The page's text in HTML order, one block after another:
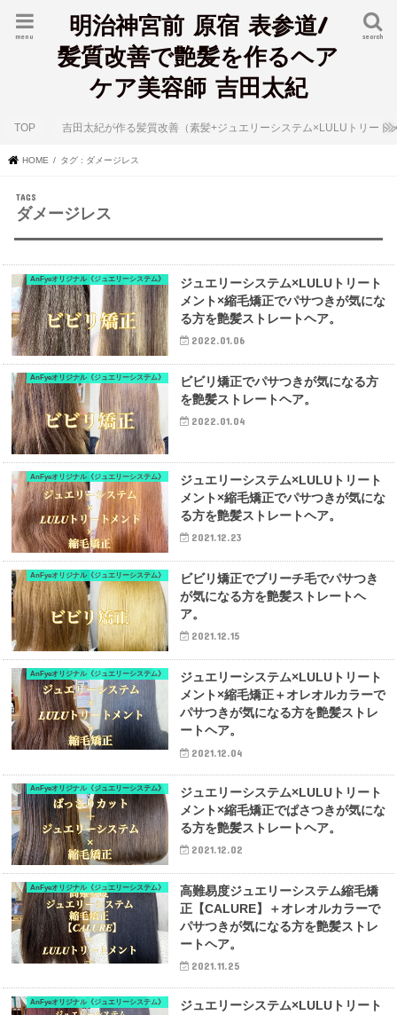
明治神宮前 原宿 表参道/
髪質改善で艶髪を作るヘア
ケア美容師 吉田太紀
search
menu
TOP 吉田太紀が作る髪質改善（素髪+ジュエリーシステム×LULUトリート
HOME タグ : ダメージレス
ダメージレス
AnFyeオリジナル《ジュエリーシステム》
ジュエリーシステム×LULUトリート
メント×縮毛矯正でパサつきが気にな
る方を艶髪ストレートヘア。
2022.01.06
AnFyeオリジナル《ジュエリーシステム》
ビビリ矯正でパサつきが気になる方
を艶髪ストレートヘア。
2022.01.04
AnFyeオリジナル《ジュエリーシステム》
ジュエリーシステム×LULUトリート
メント×縮毛矯正でパサつきが気にな
る方を艶髪ストレートヘア。
2021.12.23
AnFyeオリジナル《ジュエリーシステム》
ビビリ矯正でブリーチ毛でパサつき
が気になる方を艶髪ストレートヘ
ア。
2021.12.15
AnFyeオリジナル《ジュエリーシステム》
ジュエリーシステム×LULUトリート
メント×縮毛矯正＋オレオルカラーで
パサつきが気になる方を艶髪ストレ
ートヘア。
2021.12.04
AnFyeオリジナル《ジュエリーシステム》
ジュエリーシステム×LULUトリート
メント×縮毛矯正でぱさつきが気にな
る方を艶髪ストレートヘア。
2021.12.02
AnFyeオリジナル《ジュエリーシステム》
高難易度ジュエリーシステム縮毛矯
正【CALURE】＋オレオルカラーで
パサつきが気になる方を艶髪ストレ
ートヘア。
2021.11.25
AnFyeオリジナル《ジュエリーシステム》
ジュエリーシステム×LULUトリート